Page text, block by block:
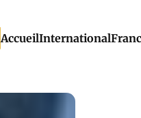
AccueilInternational